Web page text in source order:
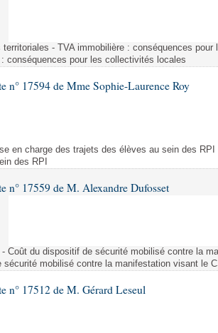
- TVA immobilière : conséquences
: conséquences pour les collectivités locales
n° 17594 de Mme Sophie-Laurence Roy
en charge des trajets des élèves au sein des
des RPI
n° 17559 de M. Alexandre Dufosset
- Coût du dispositif de sécurité mobilisé contre la
sécurité mobilisé contre la manifestation visant le
n° 17512 de M. Gérard Leseul